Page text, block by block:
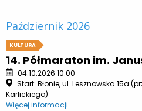
Październik 2026
KULTURA
14. Półmaraton im.
04.10.2026 10:00
Start: Błonie, ul. Lesznowska 15a
Karlickiego)
Więcej informacji